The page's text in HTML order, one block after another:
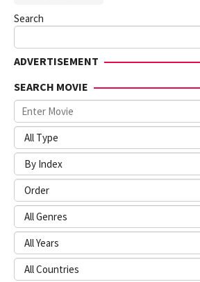
Search
ADVERTISEMENT
SEARCH MOVIE